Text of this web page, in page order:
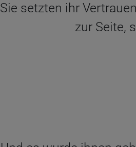
Sie setzten ihr
zur Seite,